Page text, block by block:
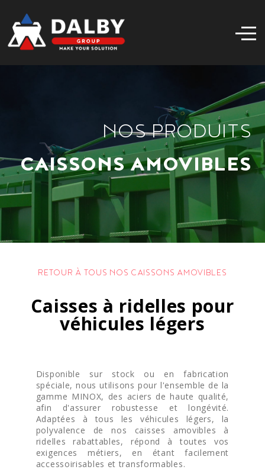
NOS PRODUITS
CAISSONS AMOVIBLES
RETOUR À TOUS NOS CAISSONS AMOVIBLES
Caisses à ridelles pour
véhicules légers
Disponible sur stock ou en fabrication
spéciale, nous utilisons pour l'ensemble de la
gamme MINOX, des aciers de haute qualité,
afin d'assurer robustesse et longévité.
Adaptées à tous les véhicules légers, la
polyvalence de nos caisses amovibles à
ridelles rabattables, répond à toutes vos
exigences métiers, en étant facilement
accessoirisables et transformables.